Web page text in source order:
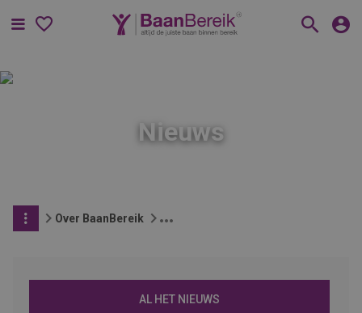
Menu
Nieuws
Over BaanBereik
AL HET NIEUWS